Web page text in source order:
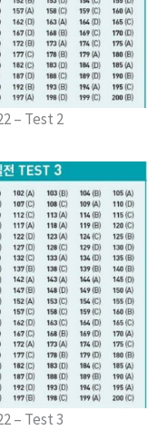
– Test 2
– Test 3